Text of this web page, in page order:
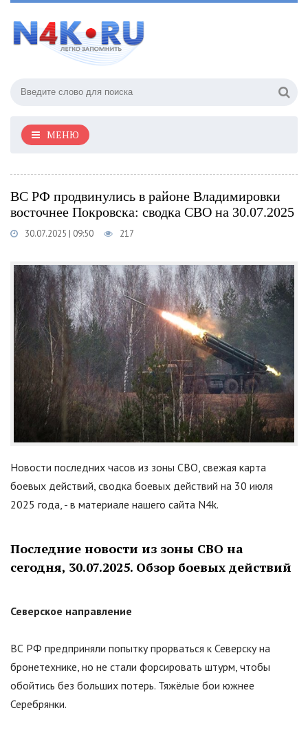
МЕНЮ
ВС РФ продвинулись в районе Владимировки
восточнее Покровска: сводка СВО на 30.07.2025
30.07.2025 | 09:50 217
Новости последних часов из зоны СВО, свежая карта
боевых действий, сводка боевых действий на 30 июля
2025 года, - в материале нашего сайта N4k.
Последние новости из зоны СВО на
сегодня, 30.07.2025. Обзор боевых действий
Северское направление
ВС РФ предприняли попытку прорваться к Северску на
бронетехнике, но не стали форсировать штурм, чтобы
обойтись без больших потерь. Тяжёлые бои южнее
Серебрянки.